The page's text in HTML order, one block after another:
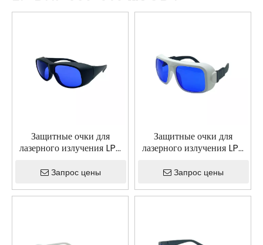
Защитные очки для
лазерного излучения LP-
Запрос цены
Защитные очки для
лазерного излучения LP-
Запрос цены